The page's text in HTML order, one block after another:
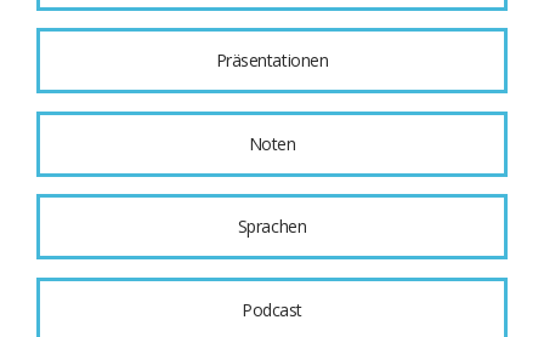
Präsentationen
Noten
Sprachen
Podcast